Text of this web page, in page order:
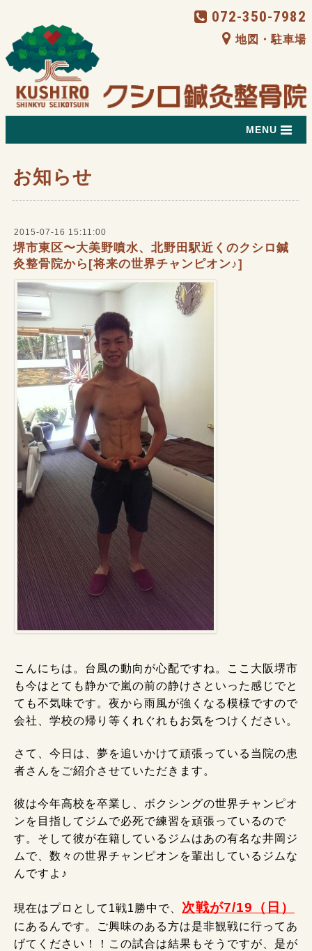
072-350-7982
地図・駐車場
MENU
お知らせ
2015-07-16 15:11:00
堺市東区〜大美野噴水、北野田駅近くのクシロ鍼
灸整骨院から[将来の世界チャンピオン♪]
こんにちは。台風の動向が心配ですね。ここ大阪堺市
も今はとても静かで嵐の前の静けさといった感じでと
ても不気味です。夜から雨風が強くなる模様ですので
会社、学校の帰り等くれぐれもお気をつけください。
さて、今日は、夢を追いかけて頑張っている当院の患
者さんをご紹介させていただきます。
彼は今年高校を卒業し、ボクシングの世界チャンピオ
ンを目指してジムで必死で練習を頑張っているので
す。そして彼が在籍しているジムはあの有名な井岡ジ
ムで、数々の世界チャンピオンを輩出しているジムな
んですよ♪
現在はプロとして1戦1勝中で、 次戦が7/19（日）
に あるんです。ご興味のある方は是非観戦に行ってあ
げてください！！この試合は結果もそうですが、是が